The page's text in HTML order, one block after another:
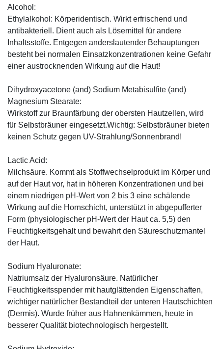
Alcohol:
Ethylalkohol: Körperidentisch. Wirkt erfrischend und
antibakteriell. Dient auch als Lösemittel für andere
Inhaltsstoffe. Entgegen anderslautender Behauptungen
besteht bei normalen Einsatzkonzentrationen keine Gefahr
einer austrocknenden Wirkung auf die Haut!
Dihydroxyacetone (and) Sodium Metabisulfite (and)
Magnesium Stearate:
Wirkstoff zur Braunfärbung der obersten Hautzellen, wird
für Selbstbräuner eingesetzt.Wichtig: Selbstbräuner bieten
keinen Schutz gegen UV-Strahlung/Sonnenbrand!
Lactic Acid:
Milchsäure. Kommt als Stoffwechselprodukt im Körper und
auf der Haut vor, hat in höheren Konzentrationen und bei
einem niedrigen pH-Wert von 2 bis 3 eine schälende
Wirkung auf die Hornschicht, unterstützt in abgepufferter
Form (physiologischer pH-Wert der Haut ca. 5,5) den
Feuchtigkeitsgehalt und bewahrt den Säureschutzmantel
der Haut.
Sodium Hyaluronate:
Natriumsalz der Hyaluronsäure. Natürlicher
Feuchtigkeitsspender mit hautglättenden Eigenschaften,
wichtiger natürlicher Bestandteil der unteren Hautschichten
(Dermis). Wurde früher aus Hahnenkämmen, heute in
besserer Qualität biotechnologisch hergestellt.